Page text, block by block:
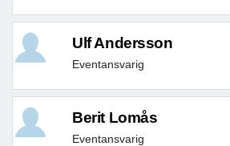
Ulf Andersson
Eventansvarig
Berit Lomås
Eventansvarig